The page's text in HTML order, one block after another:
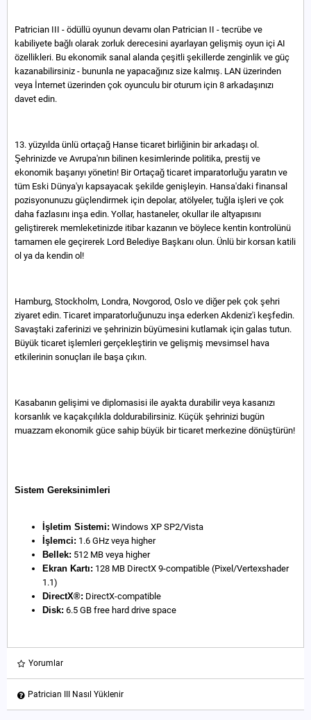
Patrician III - ödüllü oyunun devamı olan Patrician II - tecrübe ve
kabiliyete bağlı olarak zorluk derecesini ayarlayan gelişmiş oyun içi AI
özellikleri. Bu ekonomik sanal alanda çeşitli şekillerde zenginlik ve güç
kazanabilirsiniz - bununla ne yapacağınız size kalmış. LAN üzerinden
veya İnternet üzerinden çok oyunculu bir oturum için 8 arkadaşınızı
davet edin.
13. yüzyılda ünlü ortaçağ Hanse ticaret birliğinin bir arkadaşı ol.
Şehrinizde ve Avrupa'nın bilinen kesimlerinde politika, prestij ve
ekonomik başarıyı yönetin! Bir Ortaçağ ticaret imparatorluğu yaratın ve
tüm Eski Dünya'yı kapsayacak şekilde genişleyin. Hansa'daki finansal
pozisyonunuzu güçlendirmek için depolar, atölyeler, tuğla işleri ve çok
daha fazlasını inşa edin. Yollar, hastaneler, okullar ile altyapısını
geliştirerek memleketinizde itibar kazanın ve böylece kentin kontrolünü
tamamen ele geçirerek Lord Belediye Başkanı olun. Ünlü bir korsan katili
ol ya da kendin ol!
Hamburg, Stockholm, Londra, Novgorod, Oslo ve diğer pek çok şehri
ziyaret edin. Ticaret imparatorluğunuzu inşa ederken Akdeniz'i keşfedin.
Savaştaki zaferinizi ve şehrinizin büyümesini kutlamak için galas tutun.
Büyük ticaret işlemleri gerçekleştirin ve gelişmiş mevsimsel hava
etkilerinin sonuçları ile başa çıkın.
Kasabanın gelişimi ve diplomasisi ile ayakta durabilir veya kasanızı
korsanlık ve kaçakçılıkla doldurabilirsiniz. Küçük şehrinizi bugün
muazzam ekonomik güce sahip büyük bir ticaret merkezine dönüştürün!
Sistem Gereksinimleri
İşletim Sistemi: Windows XP SP2/Vista
İşlemci: 1.6 GHz veya higher
Bellek: 512 MB veya higher
Ekran Kartı: 128 MB DirectX 9-compatible (Pixel/Vertexshader
1.1)
DirectX®: DirectX-compatible
Disk: 6.5 GB free hard drive space
Yorumlar
Patrician III Nasıl Yüklenir